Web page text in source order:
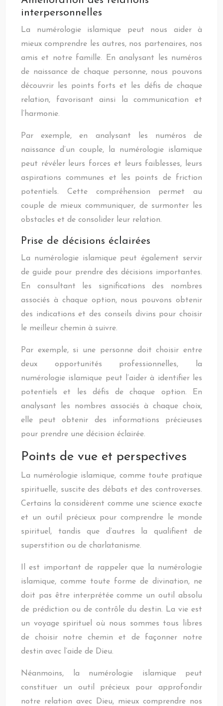
interpersonnelles
La numérologie islamique peut nous aider à
mieux comprendre les autres, nos partenaires, nos
amis et notre famille. En analysant les numéros
de naissance de chaque personne, nous pouvons
découvrir les points forts et les défis de chaque
relation, favorisant ainsi la communication et
l’harmonie.
Par exemple, en analysant les numéros de
naissance d’un couple, la numérologie islamique
peut révéler leurs forces et leurs faiblesses, leurs
aspirations communes et les points de friction
potentiels. Cette compréhension permet au
couple de mieux communiquer, de surmonter les
obstacles et de consolider leur relation.
Prise de décisions éclairées
La numérologie islamique peut également servir
de guide pour prendre des décisions importantes.
En consultant les significations des nombres
associés à chaque option, nous pouvons obtenir
des indications et des conseils divins pour choisir
le meilleur chemin à suivre.
Par exemple, si une personne doit choisir entre
deux opportunités professionnelles, la
numérologie islamique peut l’aider à identifier les
potentiels et les défis de chaque option. En
analysant les nombres associés à chaque choix,
elle peut obtenir des informations précieuses
pour prendre une décision éclairée.
Points de vue et perspectives
La numérologie islamique, comme toute pratique
spirituelle, suscite des débats et des controverses.
Certains la considèrent comme une science exacte
et un outil précieux pour comprendre le monde
spirituel, tandis que d’autres la qualifient de
superstition ou de charlatanisme.
Il est important de rappeler que la numérologie
islamique, comme toute forme de divination, ne
doit pas être interprétée comme un outil absolu
de prédiction ou de contrôle du destin. La vie est
un voyage spirituel où nous sommes tous libres
de choisir notre chemin et de façonner notre
destin avec l’aide de Dieu.
Néanmoins, la numérologie islamique peut
constituer un outil précieux pour approfondir
notre relation avec Dieu, mieux comprendre nos